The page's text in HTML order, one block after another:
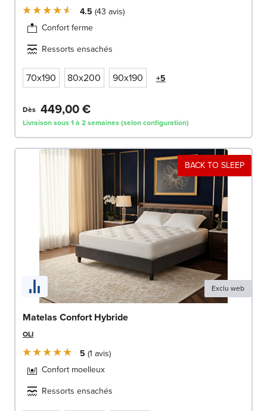
4.5 43 avis
Confort ferme
Ressorts ensachés
70x190 80x200 90x190 +5
Dès 449,00 €
Livraison sous 1 à 2 semaines (selon configuration)
BACK TO SLEEP
Exclu web
Matelas Confort Hybride
OLI
5 1 avis
Confort moelleux
Ressorts ensachés